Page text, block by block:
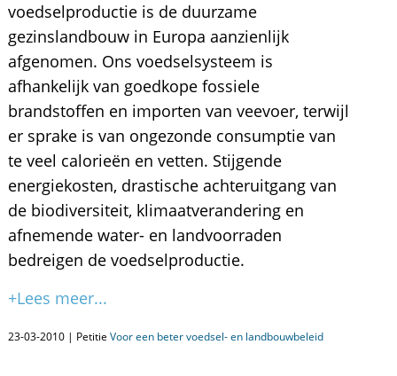
voedselproductie is de duurzame
gezinslandbouw in Europa aanzienlijk
afgenomen. Ons voedselsysteem is
afhankelijk van goedkope fossiele
brandstoffen en importen van veevoer, terwijl
er sprake is van ongezonde consumptie van
te veel calorieën en vetten. Stijgende
energiekosten, drastische achteruitgang van
de biodiversiteit, klimaatverandering en
afnemende water- en landvoorraden
bedreigen de voedselproductie.
+Lees meer...
23-03-2010 | Petitie Voor een beter voedsel- en landbouwbeleid